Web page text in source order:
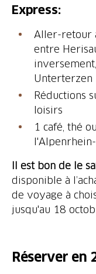
Express:
Aller-retour
entre
Unterterzen
Réductions
loisirs
1 café, thé
Il est bon de le
disponible à
de voyage à
jusqu'au 18
Réserver en